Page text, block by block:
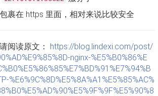
裹在 https 里面，相对来说比较安全
阅读原文： https://blog.lindexi.com/post/
nginx-%E5%B0%86%E
%E6%9C%8D%E5%8A%A1%E5%85%AC%